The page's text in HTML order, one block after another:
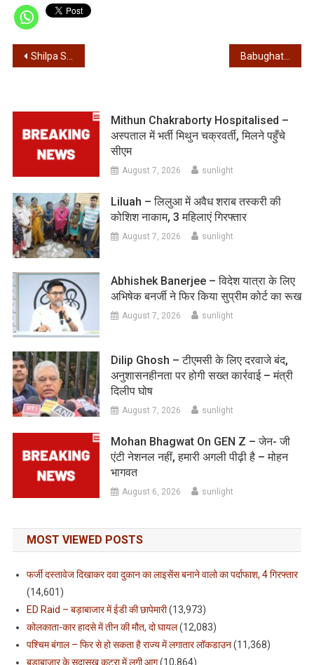
Post
Shilpa Shetty – शिल्पा शेट्टी के आवास पर आईटी रेड Babughat – बाबूघाट से मादक पदार्थ के साथ एक गिरफ्तार
Mithun Chakraborty Hospitalised –
अस्पताल में भर्ती मिथुन चक्रवर्ती, मिलने पहुँचे
सीएम
August 7, 2026 sunlight
Liluah – लिलुआ में अवैध शराब तस्करी की
कोशिश नाकाम, 3 महिलाएं गिरफ्तार
August 7, 2026 sunlight
Abhishek Banerjee – विदेश यात्रा के लिए
अभिषेक बनर्जी ने फिर किया सुप्रीम कोर्ट का रूख
August 7, 2026 sunlight
Dilip Ghosh – टीएमसी के लिए दरवाजे बंद,
अनुशासनहीनता पर होगी सख्त कार्रवाई – मंत्री
दिलीप घोष
August 7, 2026 sunlight
Mohan Bhagwat On GEN Z – जेन- जी
एंटी नेशनल नहीं, हमारी अगली पीढ़ी है – मोहन
भागवत
August 6, 2026 sunlight
MOST VIEWED POSTS
फर्जी दस्तावेज दिखाकर दवा दुकान का लाइसेंस बनाने वालो का पर्दाफाश, 4 गिरफ्तार
(14,601)
ED Raid – बड़ाबाजार में ईडी की छापेमारी(13,973)
कोलकाता-कार हादसे में तीन की मौत, दो घायल(12,083)
पश्चिम बंगाल – फिर से हो सकता है राज्य में लगातार लॉकडाउन(11,368)
बड़ाबाजार के सदासुख कटरा में लगी आग(10,864)